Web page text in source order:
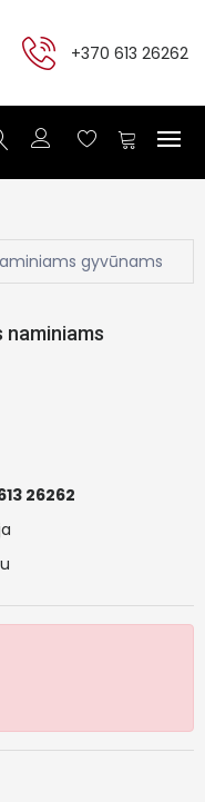
+370 613 26262
naminiams
26262